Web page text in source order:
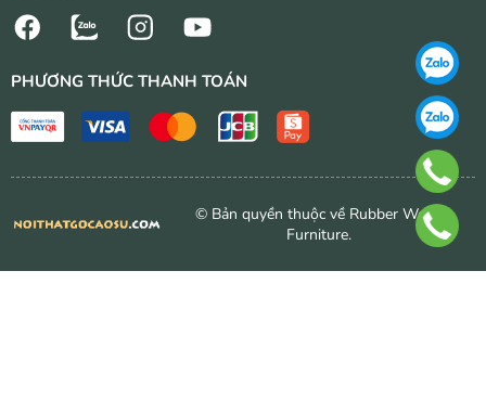
PHƯƠNG THỨC THANH TOÁN
© Bản quyền thuộc về Rubber Wood
Furniture.